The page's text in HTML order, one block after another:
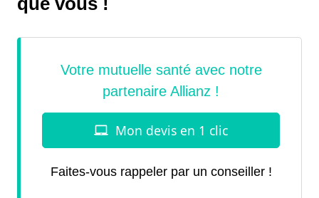
Faites-vous rappeler par un conseiller !